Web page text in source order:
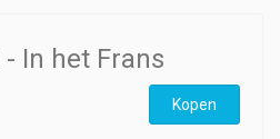
- In het Frans
Kopen